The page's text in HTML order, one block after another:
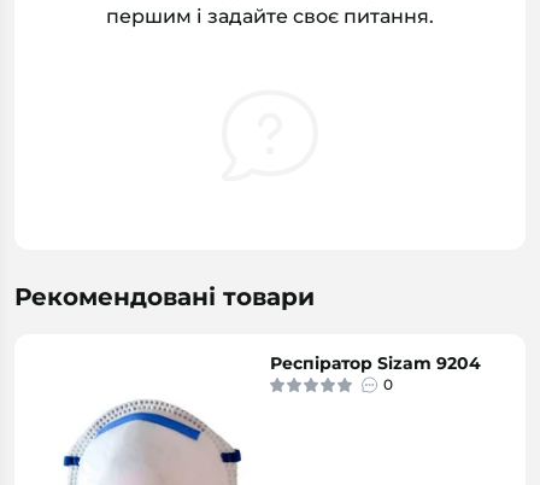
першим і задайте своє питання.
Рекомендовані товари
Респіратор Sizam 9204
0